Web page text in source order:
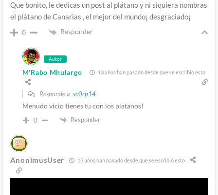
Que bonito, le dedicas un post al plátano y ni siquiera nombras
el plátano de Canarias , el mejor del mundo¡ desgraciado¡
0 Responder
Autor
M'Rabo Mhulargo 13 años han pasado desde que se escribió esto
Responde a sc0rp14
Menudo vicio tienes tu con los platanos!
0 Responder
AnonimusUser 13 años han pasado desde que se escribió esto